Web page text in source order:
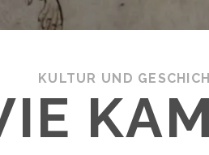
KULTUR UND